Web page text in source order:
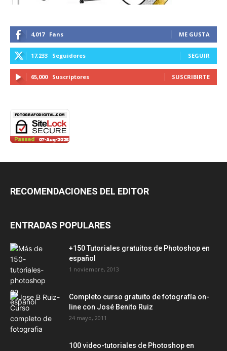
4,017 Fans ME GUSTA
17,233 Seguidores SEGUIR
65,000 Suscriptores SUSCRIBIRTE
RECOMENDACIONES DEL EDITOR
ENTRADAS POPULARES
+150 Tutoriales gratuitos de Photoshop en
español
1 noviembre, 2013
Completo curso gratuito de fotografía on-
line con José Benito Ruiz
24 mayo, 2011
100 video-tutoriales de Photoshop en